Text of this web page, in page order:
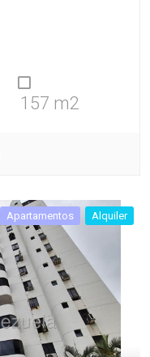
157 m2
Apartamentos Alquiler